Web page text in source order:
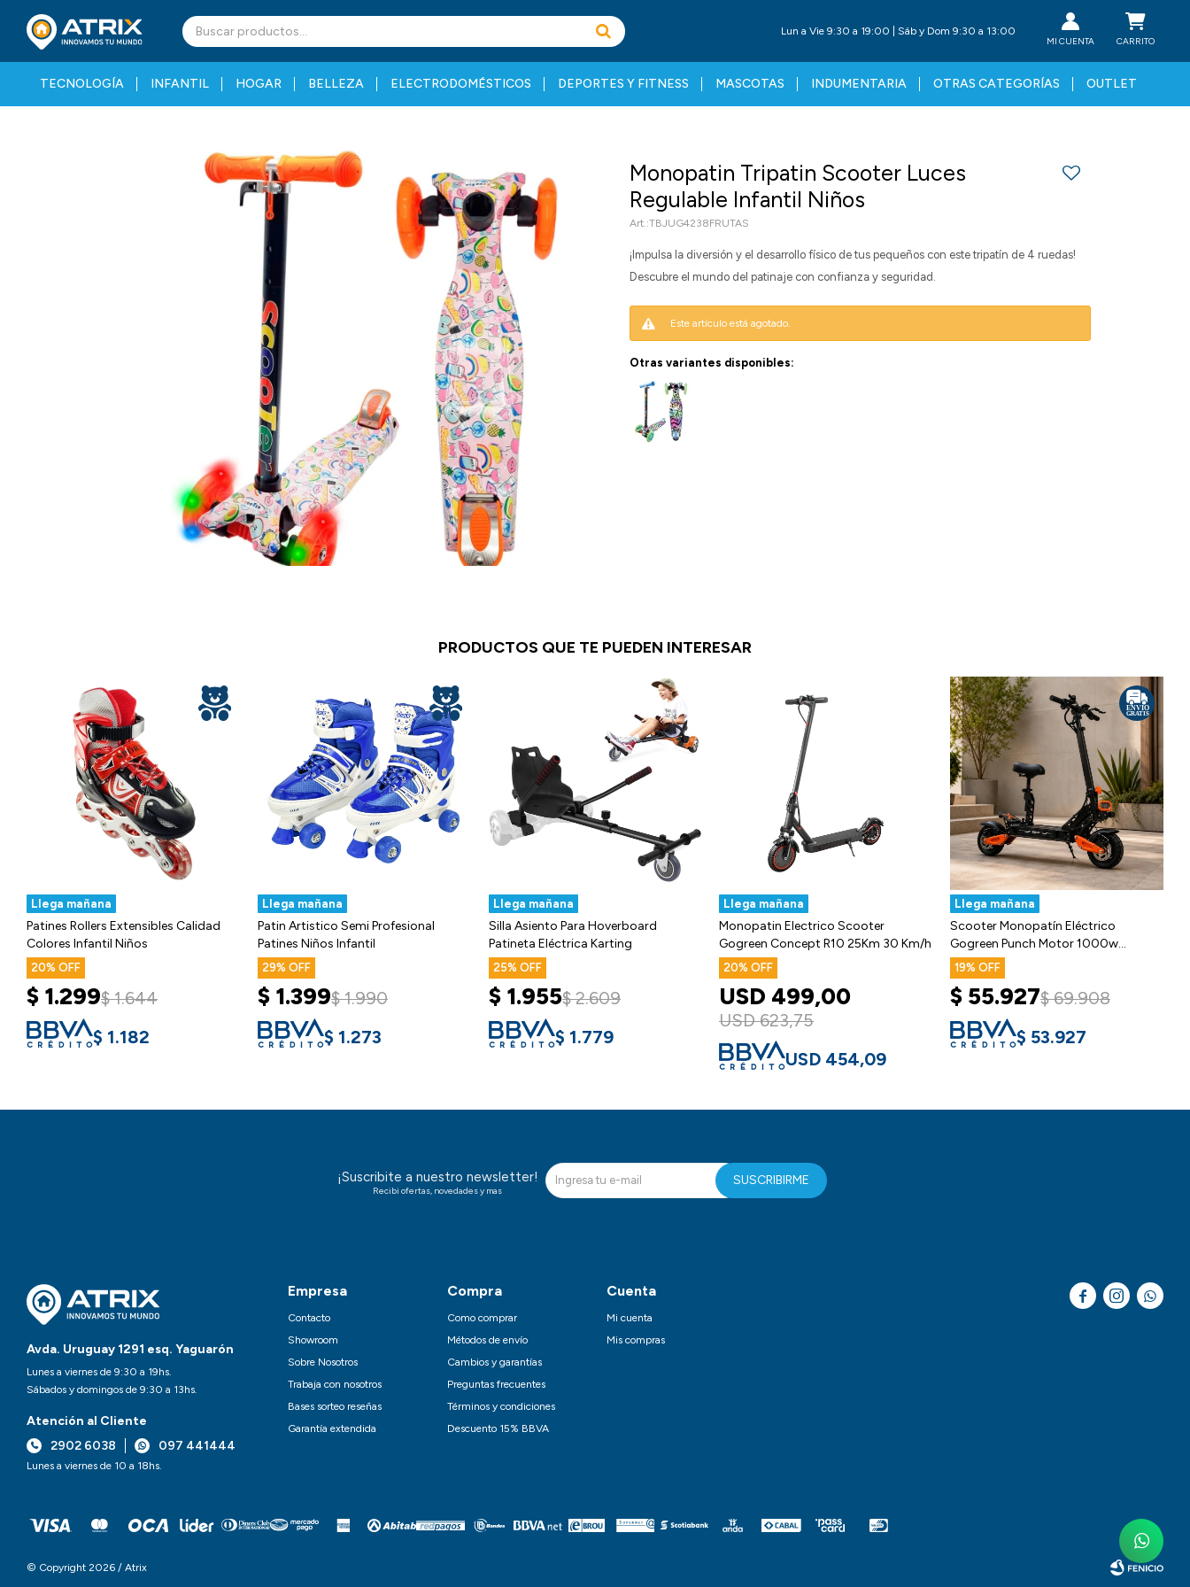
TECNOLOGÍA INFANTIL HOGAR BELLEZA ELECTRODOMÉSTICOS DEPORTES Y FITNESS MASCOTAS INDUMENTARIA OTRAS CATEGORÍAS OUTLET
Lun a Vie 9:30 a 19:00 | Sáb y Dom 9:30 a 13:00
Monopatin Tripatin Scooter Luces
Regulable Infantil Niños
TBJUG4238FRUTAS
¡Impulsa la diversión y el desarrollo físico de tus pequeños con este tripatín de 4 ruedas!
Descubre el mundo del patinaje con confianza y seguridad.
Este artículo está agotado.
Otras variantes disponibles:
PRODUCTOS QUE TE PUEDEN INTERESAR
Llega mañana
Patines Rollers Extensibles Calidad
Colores Infantil Niños
20
$ 1.299$ 1.644
$ 1.182
Llega mañana
Patin Artistico Semi Profesional
Patines Niños Infantil
29
$ 1.399$ 1.990
$ 1.273
Llega mañana
Silla Asiento Para Hoverboard
Patineta Eléctrica Karting
25
$ 1.955$ 2.609
$ 1.779
Llega mañana
Monopatin Electrico Scooter
Gogreen Concept R10 25Km 30 Km/h
20
USD 499,00
USD 623,75
USD 454,09
Llega mañana
Scooter Monopatín Eléctrico
Gogreen Punch Motor 1000w
60km/h
19
$ 55.927$ 69.908
$ 53.927
Avda. Uruguay 1291 esq. Yaguarón
Lunes a viernes de 9:30 a 19hs.
Sábados y domingos de 9:30 a 13hs.
Atención al Cliente
2902 6038
097 441444
Lunes a viernes de 10 a 18hs.
Empresa
Contacto
Showroom
Sobre Nosotros
Trabaja con nosotros
Bases sorteo reseñas
Garantía extendida
Compra
Como comprar
Métodos de envío
Cambios y garantías
Preguntas frecuentes
Términos y condiciones
Descuento 15% BBVA
Cuenta
Mi cuenta
Mis compras
¡Suscribite a nuestro newsletter!
Recibi ofertas, novedades y mas
SUSCRIBIRME
  
© Copyright 2026 / Atrix